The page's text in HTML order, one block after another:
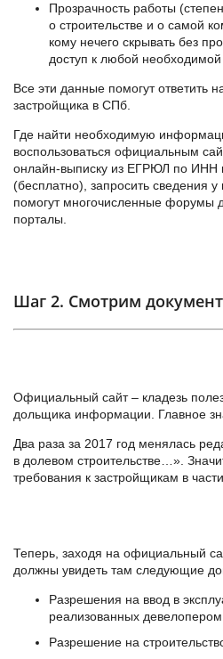
Прозрачность работы
о строительстве и о самой
кому нечего скрывать без
доступ к любой
Все эти данные помогут ответить
застройщика в СПб.
Где найти необходимую
воспользоваться официальным
онлайн-выписку из ЕГРЮЛ по ИНН
(бесплатно), запросить сведения
помогут многочисленные форумы
порталы.
Шаг 2. Смотрим
Официальный сайт – кладезь
дольщика информации. Главное
Два раза за 2017 год менялась
в долевом строительстве…».
требования к застройщикам в
Теперь, заходя на официальный
должны увидеть там следующие
Разрешения на ввод в
реализованных
Разрешение на